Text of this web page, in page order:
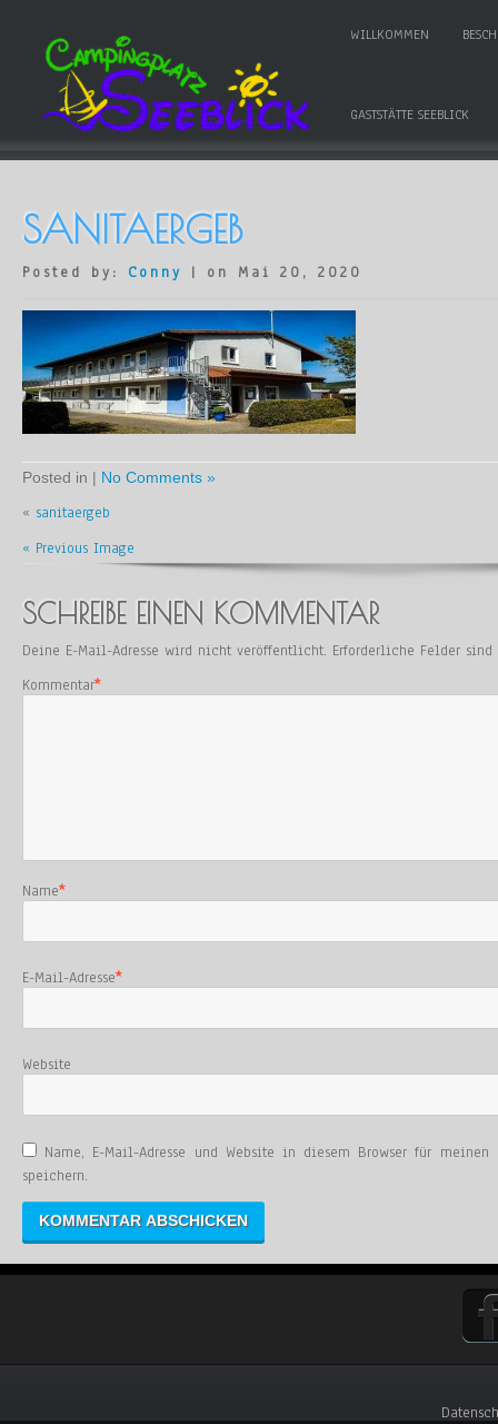
WILLKOMMEN
GASTSTÄTTE SEEBLICK
SANITAERGEB
Posted by: Conny | on Mai 20, 2020
Posted in | No Comments »
« sanitaergeb
« Previous Image
SCHREIBE EINEN KOMMENTAR
Deine E-Mail-Adresse wird nicht veröffentlicht. Erforderliche Felder
Kommentar*
Name*
E-Mail-Adresse*
Website
Name, E-Mail-Adresse und Website in diesem Browser für meinen
speichern.